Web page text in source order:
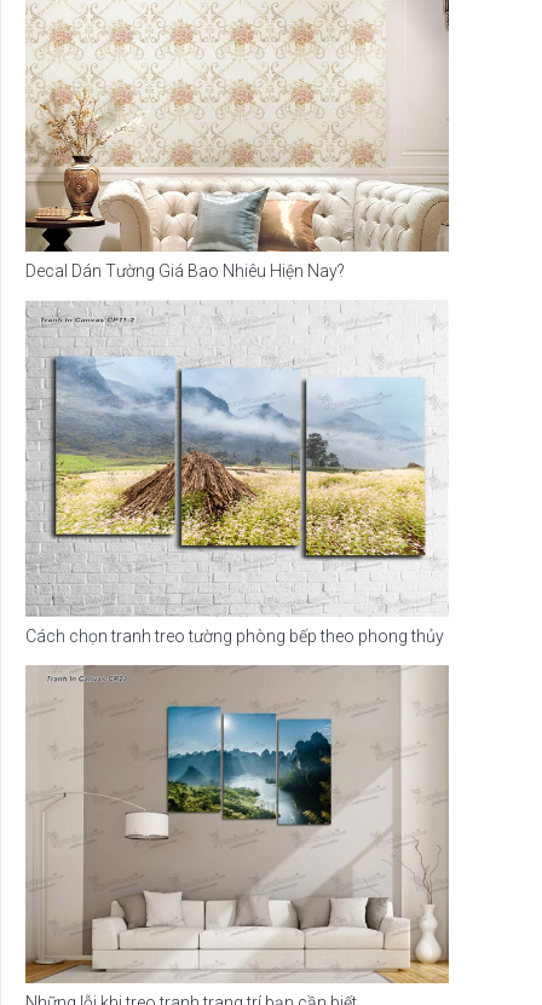
Decal Dán Tường Giá Bao Nhiêu Hiện Nay?
Cách chọn tranh treo tường phòng bếp theo phong thủy